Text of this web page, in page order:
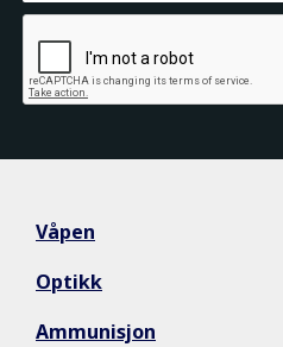
Våpen
Optikk
Ammunisjon